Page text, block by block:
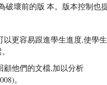
破壞前的版 本。版本控制也
以更容易跟進學生進度,使學
顧他們的文檔,加以分析
。